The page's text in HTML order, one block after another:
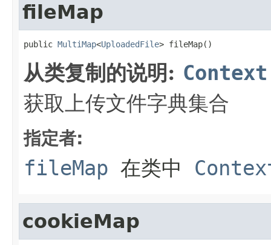
fileMap
public MultiMap<UploadedFile> fileMap()
从类复制的说明: Context
获取上传文件字典集合
指定者:
fileMap 在类中
cookieMap